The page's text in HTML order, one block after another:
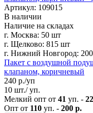
Артикул: 109015
В наличии
Наличие на складах
г. Москва: 50 шт
г. Щелково: 815 шт
г. Нижний Новгород:
Пакет с воздушной
клапаном, коричневый
240 р./уп
10 шт./ уп.
Мелкий опт от 41 уп. -
Опт от 110 уп. - 200 р.